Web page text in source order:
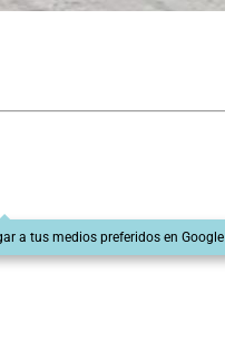
a tus medios preferidos en Google